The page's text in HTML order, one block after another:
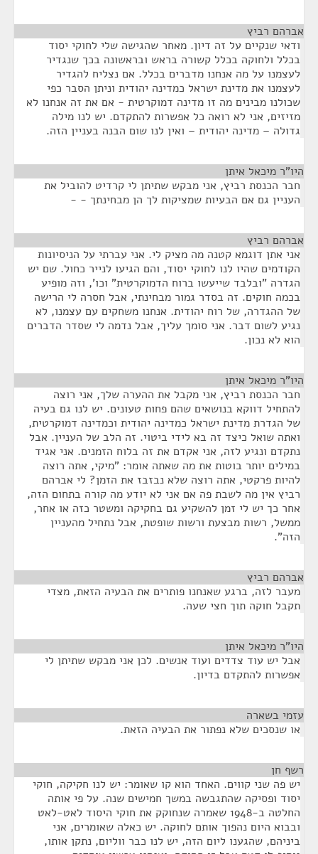
אברהם רביץ
ודאי שנקיים על זה דיון. מאחר שהגישה שלי לחוקי יסוד
בכלל ולחוקה בכלל קשורה בראש ובראשונה בכך שנגדיר
לעצמנו על מה אנחנו מדברים בכלל. אם נצליח להגדיר
לעצמנו את מדינת ישראל כמדינה יהודית וניתן הסבר כפי
שכולנו מבינים מה זו מדינה דמוקרטית - אם את זה אנחנו לא
מזיזים, אני לא רואה כל אפשרות להתקדם. יש לנו מילה
גדולה – מדינה יהודית – ואין לנו שום הבנה בעניין הזה.
היו"ר מיכאל איתן
חבר הכנסת רביץ, אני מבקש שתיתן לי קרדיט להוביל את
העניין גם אם הבעיות שמציקות לך הן מבחינתך - -
אברהם רביץ
אני אתן דוגמא קטנה מה מציק לי. אני עברתי על הניסיונות
הקודמים שהיו לנו לחוקי יסוד, והם הגיעו לנייר כחול. שם יש
הגדרה "ובלבד שייעשו ברוח הדמוקרטית" וכו', וזה מופיע
בכמה חוקים. זה בסדר גמור מבחינתי, אבל חסרה לי הרישה
של ההגדרה, של רוח יהודית. אנחנו משחקים עם עצמנו, לא
נגיע לשום דבר. אני סומך עליך, אבל נדמה לי שסדר הדברים
הוא לא נכון.
היו"ר מיכאל איתן
חבר הכנסת רביץ, אני מקבל את ההערה שלך, אני רוצה
להתחיל דווקא בנושאים שהם פחות טעונים. יש לנו גם בעיה
של הגדרת מדינת ישראל כמדינה יהודית וכמדינה דמוקרטית,
ואתה שואל כיצד זה בא לידי ביטוי. זה הלב של העניין. אבל
נתקדם ונגיע לזה, אני אקדם את זה בלוח הזמנים. אני אגיד
במילים יותר בוטות את מה שאתה אומר: "מיקי, אתה רוצה
להיות פרקטי, אתה רוצה שלא נבזבז את הזמן? לי אברהם
רביץ אין מה לשבת פה אם אני לא יודע מה קורה בתחום הזה,
אחר כך יש לי זמן להשקיע גם בחקיקה ומשטר כזה או אחר,
ממשל, רשות מבצעת ורשות שופטת, אבל נתחיל מהעניין
הזה".
אברהם רביץ
מעבר לזה, ברגע שאנחנו פותרים את הבעיה הזאת, מצדי
תקבל חוקה תוך חצי שעה.
היו"ר מיכאל איתן
אבל יש עוד צדדים ועוד אנשים. לכן אני מבקש שתיתן לי
אפשרות להתקדם בדיון.
עזמי בשארה
או שנסכים שלא נפתור את הבעיה הזאת.
רשף חן
יש פה שני קווים. האחד הוא קו שאומר: יש לנו חקיקה, חוקי
יסוד ופסיקה שהתגבשה במשך חמישים שנה. על פי אותה
החלטה ב-1948 שאמרה שנחוקק את חוקי היסוד לאט-לאט
ובבוא היום נהפוך אותם לחוקה. יש כאלה שאומרים, אני
ביניהם, שהגענו ליום הזה, יש לנו כבר ווליום, נתקן אותו,